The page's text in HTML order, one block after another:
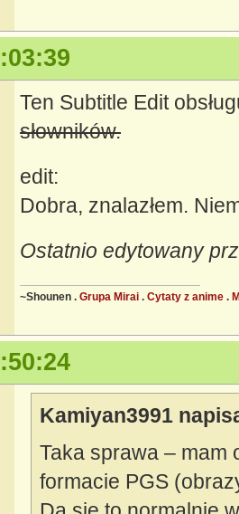
Ten Subtitle Edit
słowników.
edit:
Dobra, znalazłem.
Ostatnio edytowany
~Shounen . Grupa Mirai . Cytaty z anime .
Kamiyan3991
Taka sprawa – mam
formacie PGS